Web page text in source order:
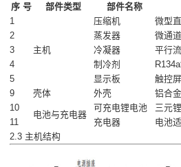
序 号
部件类型 部件名称
1
主机
压缩机
微型
2
蒸发器
微通
3
冷凝器
平行
4
制冷剂
5
显示板
触控屏
9
壳体 外壳
铝合
10
电池与充电器
可充电锂电池
三元
11
充电器
电池
2.3 主机结构